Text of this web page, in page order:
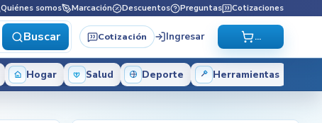
Quiénes somos Marcación Descuentos Preguntas Cotizaciones
Buscar Cotización Ingresar ...
Hogar Salud Deporte Herramientas